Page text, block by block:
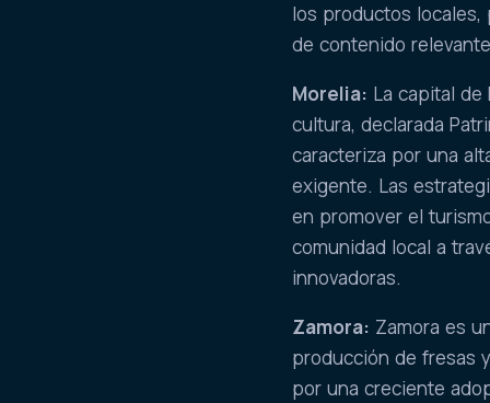
los productos locales,
de contenido
Morelia: La capital de
cultura, declarada
caracteriza por una
exigente. Las
en promover el
comunidad local a
innovadoras.
Zamora: Zamora es
producción de fresas
por una creciente